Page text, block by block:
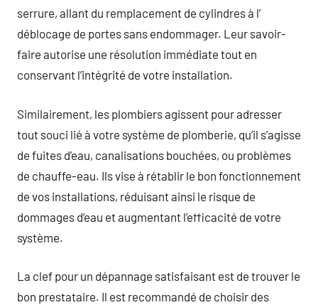
serrure, allant du remplacement de cylindres à l’
déblocage de portes sans endommager. Leur savoir-
faire autorise une résolution immédiate tout en
conservant l’intégrité de votre installation.
Similairement, les plombiers agissent pour adresser
tout souci lié à votre système de plomberie, qu’il s’agisse
de fuites d’eau, canalisations bouchées, ou problèmes
de chauffe-eau. Ils vise à rétablir le bon fonctionnement
de vos installations, réduisant ainsi le risque de
dommages d’eau et augmentant l’efficacité de votre
système.
La clef pour un dépannage satisfaisant est de trouver le
bon prestataire. Il est recommandé de choisir des